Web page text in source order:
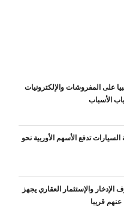
على المفروشات والإلكترونيات
الأسباب
تدفع الأسهم الأوربية نحو
والإستثمار العقاري يجهز